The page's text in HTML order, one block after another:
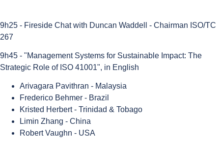
9h25 - Fireside Chat with Duncan Waddell - Chairman ISO/TC
267
9h45 - "Management Systems for Sustainable Impact: The
Strategic Role of ISO 41001", in English
Arivagara Pavithran - Malaysia
Frederico Behmer - Brazil
Kristed Herbert - Trinidad & Tobago
Limin Zhang - China
Robert Vaughn - USA